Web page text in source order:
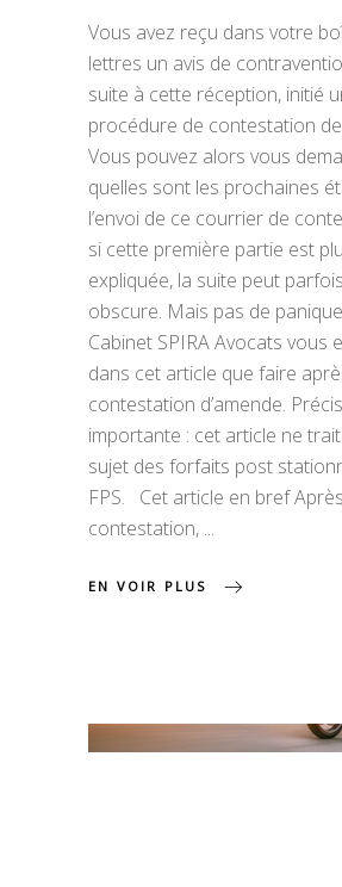
Vous avez reçu dans votre
lettres un avis de
suite à cette réception, initié
procédure de contestation de
Vous pouvez alors vous
quelles sont les prochaines
l’envoi de ce courrier de
si cette première partie est
expliquée, la suite peut
obscure. Mais pas de
Cabinet SPIRA Avocats vous
dans cet article que faire
contestation d’amende.
importante : cet article ne
sujet des forfaits post
FPS. Cet article en bref
contestation,
EN VOIR PLUS